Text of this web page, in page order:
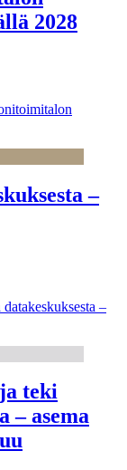
2028
–
–
teki
– asema